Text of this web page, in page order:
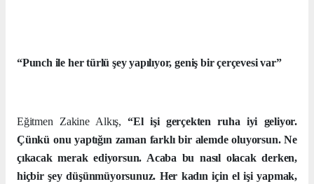
“Punch ile her türlü şey yapılıyor, geniş bir çerçevesi var”
Eğitmen Zakine Alkış,“El işi gerçekten ruha iyi geliyor.
Çünkü onu yaptığın zaman farklı bir alemde oluyorsun. Ne
çıkacak merak ediyorsun. Acaba bu nasıl olacak derken,
hiçbir şey düşünmüyorsunuz. Her kadın için el işi yapmak,